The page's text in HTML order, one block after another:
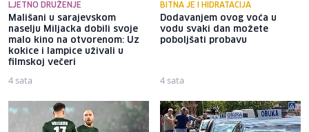
LJETNO DRUŽENJE
Mališani u sarajevskom
naselju Miljacka dobili svoje
malo kino na otvorenom: Uz
kokice i lampice uživali u
filmskoj večeri
4 sata
BITNA JE I HIDRATACIJA
Dodavanjem ovog voća u
vodu svaki dan možete
poboljšati probavu
4 sata